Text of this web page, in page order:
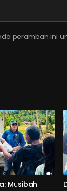
peramban ini
Musibah